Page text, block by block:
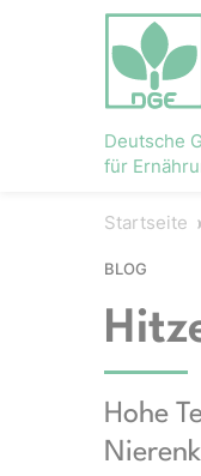
Deutsche
für
Startseite
BLOG
Hohe